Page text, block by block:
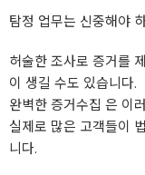
탐정 업무는 신중해야
허술한 조사로 증거를
이 생길 수도 있습니다.
완벽한 증거수집 은 이
실제로 많은 고객들이
니다.